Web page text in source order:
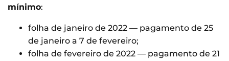
mínimo:
folha de janeiro de 2022 — pagamento de 25
de janeiro a 7 de fevereiro;
folha de fevereiro de 2022 — pagamento de 21